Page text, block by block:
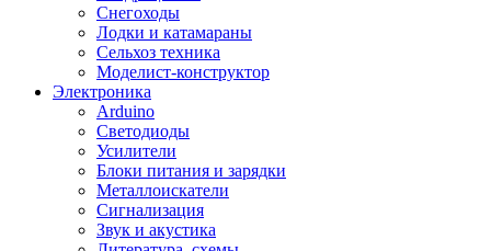
Снегоходы
Лодки и катамараны
Сельхоз техника
Моделист-конструктор
Электроника
Arduino
Светодиоды
Усилители
Блоки питания и зарядки
Металлоискатели
Сигнализация
Звук и акустика